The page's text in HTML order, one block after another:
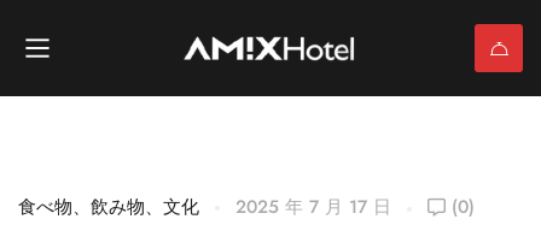
食べ物、飲み物、文化 2025 年 7 月 17 日 (0)